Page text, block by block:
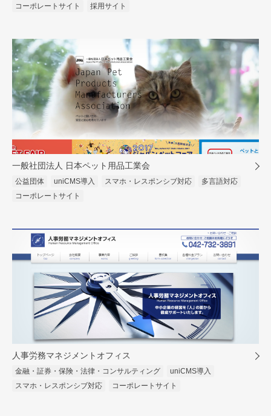
コーポレートサイト 採用サイト
一般社団法人 日本ペット用品工業会
公益団体 uniCMS導入 スマホ・レスポンシブ対応
多言語対応
コーポレートサイト
人事労務マネジメントオフィス
金融・証券・保険・法律・コンサルティング
uniCMS導入
スマホ・レスポンシブ対応
コーポレートサイト